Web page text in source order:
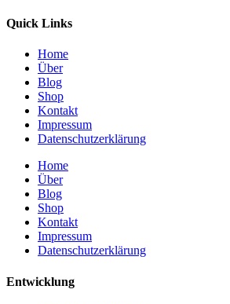
Quick Links
Home
Über
Blog
Shop
Kontakt
Impressum
Datenschutzerklärung
Home
Über
Blog
Shop
Kontakt
Impressum
Datenschutzerklärung
Entwicklung